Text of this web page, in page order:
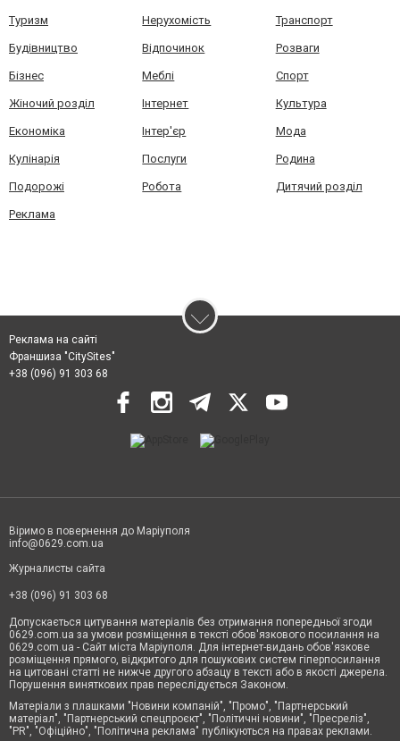
Туризм Нерухомість Транспорт
Будівництво Відпочинок Розваги
Бізнес Меблі Спорт
Жіночий розділ Інтернет Культура
Економіка Інтер'єр Мода
Кулінарія Послуги Родина
Подорожі Робота Дитячий розділ
Реклама
Реклама на сайті
Франшиза "CitySites"
+38 (096) 91 303 68
Віримо в повернення до Маріуполя
info@0629.com.ua
Журналисты сайта
+38 (096) 91 303 68
Допускається цитування матеріалів без отримання попередньої згоди
0629.com.ua за умови розміщення в тексті обов'язкового посилання на
0629.com.ua - Сайт міста Маріуполя. Для інтернет-видань обов'язкове
розміщення прямого, відкритого для пошукових систем гіперпосилання
на цитовані статті не нижче другого абзацу в тексті або в якості джерела.
Порушення виняткових прав переслідується Законом.
Матеріали з плашками "Новини компаній", "Промо", "Партнерський
матеріал", "Партнерський спецпроєкт", "Політичні новини", "Пресреліз",
"PR", "Офіційно", "Політична реклама" публікуються на правах реклами.